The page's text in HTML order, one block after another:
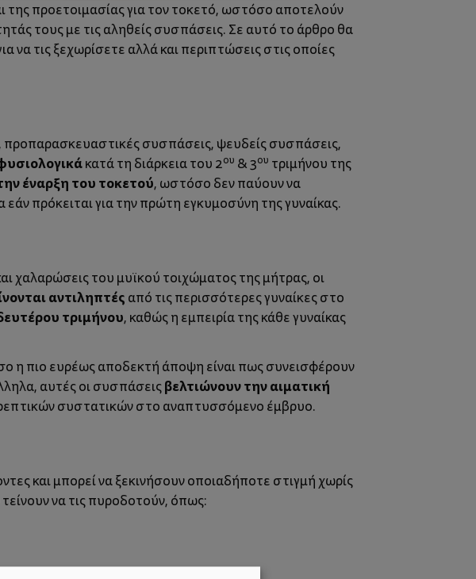
της προετοιμασίας για τον τοκετό, ωστόσο αποτελούν
τους με τις αληθείς συσπάσεις. Σε αυτό το άρθρο θα
τις ξεχωρίσετε αλλά και περιπτώσεις στις οποίες
συσπάσεις, ψευδείς συσπάσεις,
κατά τη διάρκεια του 2ου & 3ου τριμήνου της
έναρξη του τοκετού, ωστόσο δεν παύουν να
πρόκειται για την πρώτη εγκυμοσύνη της γυναίκας.
χαλαρώσεις του μυϊκού τοιχώματος της μήτρας, οι
αντιληπτές από τις περισσότερες γυναίκες στο
τριμήνου, καθώς η εμπειρία της κάθε γυναίκας
η πιο ευρέως αποδεκτή άποψη είναι πως συνεισφέρουν
αυτές οι συσπάσειςβελτιώνουν την αιματική
συστατικών στο αναπτυσσόμενο έμβρυο.
και μπορεί να ξεκινήσουν οποιαδήποτε στιγμή χωρίς
να τις πυροδοτούν, όπως: